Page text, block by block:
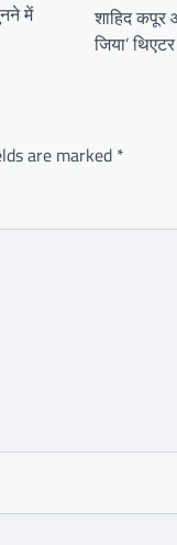
में
शाहिद कपूर
जिया’
are marked *